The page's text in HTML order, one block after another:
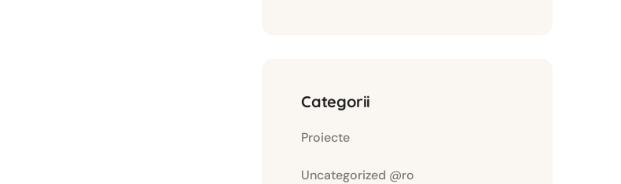
Categorii
Proiecte
Uncategorized @ro